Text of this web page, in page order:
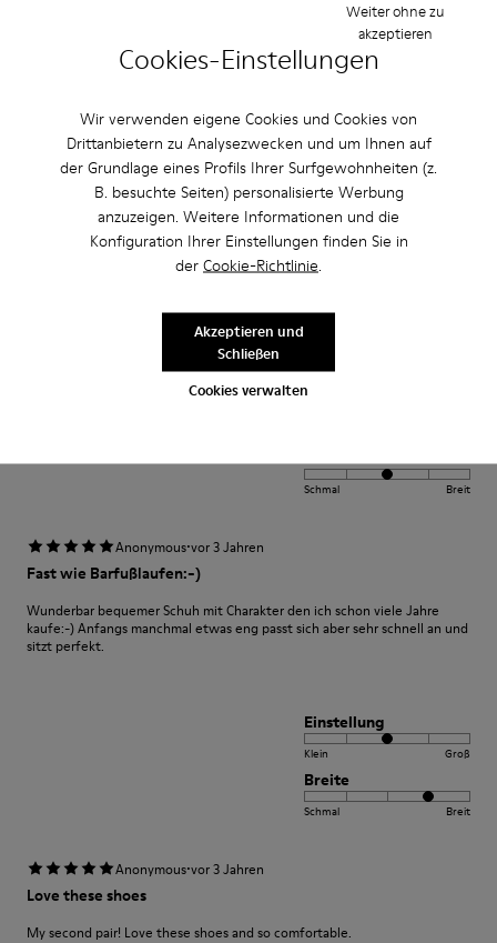
Cookies-Einstellungen
Wir verwenden eigene Cookies und Cookies von
Drittanbietern zu Analysezwecken und um Ihnen auf
der Grundlage eines Profils Ihrer Surfgewohnheiten (z.
B. besuchte Seiten) personalisierte Werbung
anzuzeigen. Weitere Informationen und die
Konfiguration Ihrer Einstellungen finden Sie in
der Cookie-Richtlinie.
Cookies verwalten
Weiter ohne zu
akzeptieren
Akzeptieren und
Schließen
Einstellung
Breite
Anonymous·vor 3 Jahren
Excelente
Muy comodo excelente compra me gusto
Einstellung
Schmal Breit
Anonymous·vor 3 Jahren
Fast wie Barfußlaufen:-)
Wunderbar bequemer Schuh mit Charakter den ich schon viele Jahre
kaufe:-) Anfangs manchmal etwas eng passt sich aber sehr schnell an und
sitzt perfekt.
Einstellung
Klein Groß
Breite
Schmal Breit
Anonymous·vor 3 Jahren
Love these shoes
My second pair! Love these shoes and so comfortable.